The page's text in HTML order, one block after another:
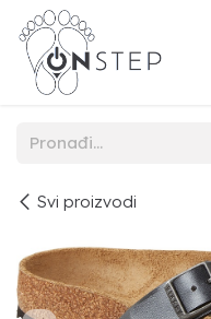
Preskoči na sadržaj
Svi proizvodi